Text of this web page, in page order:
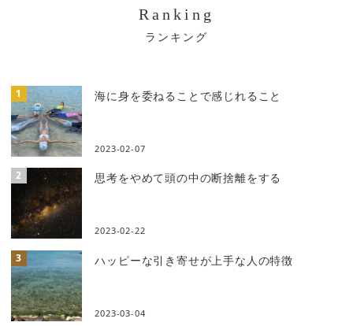
ョ
ン
Ranking
海に身を委ねることで感じれること
2023-02-07
思考をやめて頭の中の断捨離をする
2023-02-22
ハッピーな引き寄せが上手な人の特徴
2023-03-04